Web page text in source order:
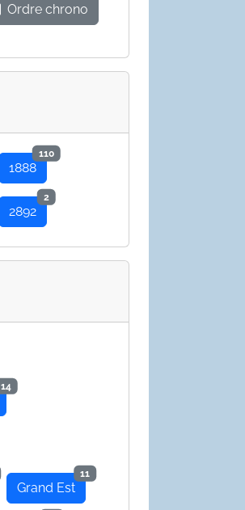
Ordre chrono
1888
110
2892
2
14
Grand Est
11